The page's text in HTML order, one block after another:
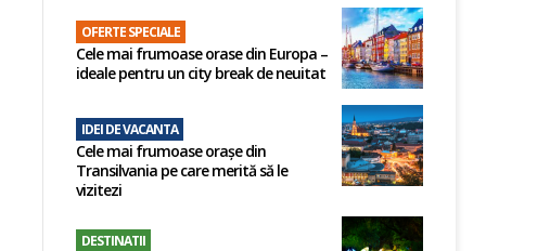
OFERTE SPECIALE
Cele mai frumoase orase din Europa –
ideale pentru un city break de neuitat
IDEI DE VACANTA
Cele mai frumoase orașe din
Transilvania pe care merită să le
vizitezi
DESTINATII